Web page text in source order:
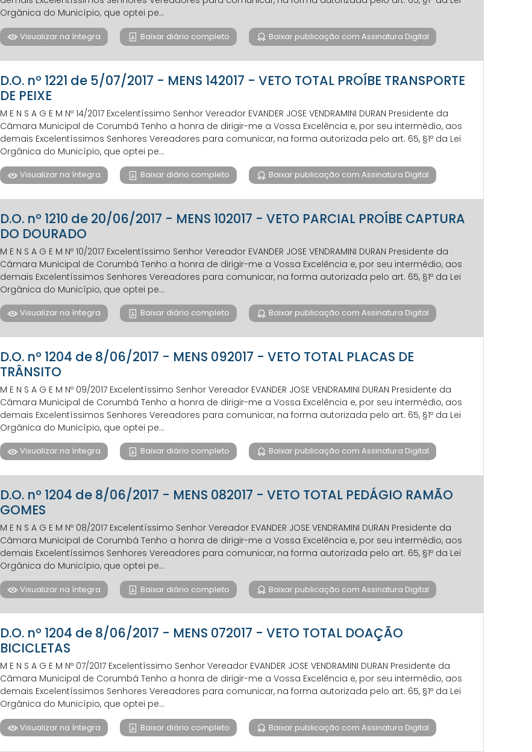
Orgânica do Município, que optei pe...
Visualizar na íntegra Baixar diário completo Baixar publicação com Assinatura Digital
D.O. nº 1221 de 5/07/2017 - MENS 142017 - VETO TOTAL PROÍBE TRANSPORTE
DE PEIXE
M E N S A G E M Nº 14/2017 Excelentíssimo Senhor Vereador EVANDER JOSE VENDRAMINI DURAN Presidente da
Câmara Municipal de Corumbá Tenho a honra de dirigir-me a Vossa Excelência e, por seu intermédio, aos
demais Excelentíssimos Senhores Vereadores para comunicar, na forma autorizada pelo art. 65, §1º da Lei
Orgânica do Município, que optei pe...
Visualizar na íntegra Baixar diário completo Baixar publicação com Assinatura Digital
D.O. nº 1210 de 20/06/2017 - MENS 102017 - VETO PARCIAL PROÍBE CAPTURA
DO DOURADO
M E N S A G E M Nº 10/2017 Excelentíssimo Senhor Vereador EVANDER JOSE VENDRAMINI DURAN Presidente da
Câmara Municipal de Corumbá Tenho a honra de dirigir-me a Vossa Excelência e, por seu intermédio, aos
demais Excelentíssimos Senhores Vereadores para comunicar, na forma autorizada pelo art. 65, §1º da Lei
Orgânica do Município, que optei pe...
Visualizar na íntegra Baixar diário completo Baixar publicação com Assinatura Digital
D.O. nº 1204 de 8/06/2017 - MENS 092017 - VETO TOTAL PLACAS DE
TRÂNSITO
M E N S A G E M Nº 09/2017 Excelentíssimo Senhor Vereador EVANDER JOSE VENDRAMINI DURAN Presidente da
Câmara Municipal de Corumbá Tenho a honra de dirigir-me a Vossa Excelência e, por seu intermédio, aos
demais Excelentíssimos Senhores Vereadores para comunicar, na forma autorizada pelo art. 65, §1º da Lei
Orgânica do Município, que optei pe...
Visualizar na íntegra Baixar diário completo Baixar publicação com Assinatura Digital
D.O. nº 1204 de 8/06/2017 - MENS 082017 - VETO TOTAL PEDÁGIO RAMÃO
GOMES
M E N S A G E M Nº 08/2017 Excelentíssimo Senhor Vereador EVANDER JOSE VENDRAMINI DURAN Presidente da
Câmara Municipal de Corumbá Tenho a honra de dirigir-me a Vossa Excelência e, por seu intermédio, aos
demais Excelentíssimos Senhores Vereadores para comunicar, na forma autorizada pelo art. 65, §1º da Lei
Orgânica do Município, que optei pe...
Visualizar na íntegra Baixar diário completo Baixar publicação com Assinatura Digital
D.O. nº 1204 de 8/06/2017 - MENS 072017 - VETO TOTAL DOAÇÃO
BICICLETAS
M E N S A G E M Nº 07/2017 Excelentíssimo Senhor Vereador EVANDER JOSE VENDRAMINI DURAN Presidente da
Câmara Municipal de Corumbá Tenho a honra de dirigir-me a Vossa Excelência e, por seu intermédio, aos
demais Excelentíssimos Senhores Vereadores para comunicar, na forma autorizada pelo art. 65, §1º da Lei
Orgânica do Município, que optei pe...
Visualizar na íntegra Baixar diário completo Baixar publicação com Assinatura Digital